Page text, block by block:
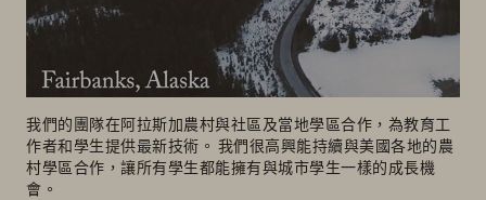
我們的團隊在阿拉斯加農村與社區及當地學區合作，為教育工
作者和學生提供最新技術。 我們很高興能持續與美國各地的農
村學區合作，讓所有學生都能擁有與城市學生一樣的成長機
會。